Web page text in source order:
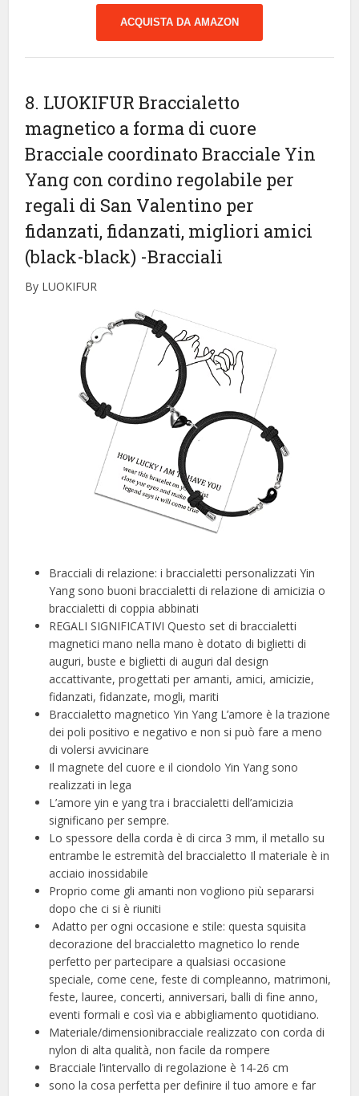
ACQUISTA DA AMAZON
8. LUOKIFUR Braccialetto
magnetico a forma di cuore
Bracciale coordinato Bracciale Yin
Yang con cordino regolabile per
regali di San Valentino per
fidanzati, fidanzati, migliori amici
(black-black) -Bracciali
By LUOKIFUR
️Bracciali di relazione: i braccialetti personalizzati Yin
Yang sono buoni braccialetti di relazione di amicizia o
braccialetti di coppia abbinati
️REGALI SIGNIFICATIVI Questo set di braccialetti
magnetici mano nella mano è dotato di biglietti di
auguri, buste e biglietti di auguri dal design
accattivante, progettati per amanti, amici, amicizie,
fidanzati, fidanzate, mogli, mariti
️Braccialetto magnetico Yin Yang L’amore è la trazione
dei poli positivo e negativo e non si può fare a meno
di volersi avvicinare
Il magnete del cuore e il ciondolo Yin Yang sono
realizzati in lega
L’amore yin e yang tra i braccialetti dell’amicizia
significano per sempre.
Lo spessore della corda è di circa 3 mm, il metallo su
entrambe le estremità del braccialetto Il materiale è in
acciaio inossidabile
Proprio come gli amanti non vogliono più separarsi
dopo che ci si è riuniti
️ Adatto per ogni occasione e stile: questa squisita
decorazione del braccialetto magnetico lo rende
perfetto per partecipare a qualsiasi occasione
speciale, come cene, feste di compleanno, matrimoni,
feste, lauree, concerti, anniversari, balli di fine anno,
eventi formali e così via e abbigliamento quotidiano.
️Materiale/dimensionibracciale realizzato con corda di
nylon di alta qualità, non facile da rompere
Bracciale l’intervallo di regolazione è 14-26 cm
sono la cosa perfetta per definire il tuo amore e far